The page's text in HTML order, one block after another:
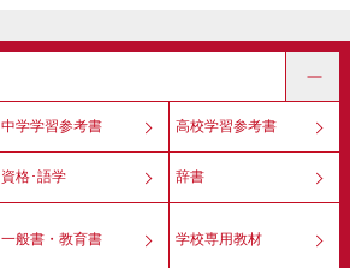
中学学習参考書 高校学習参考書
資格･語学 辞書
一般書・教育書 学校専用教材